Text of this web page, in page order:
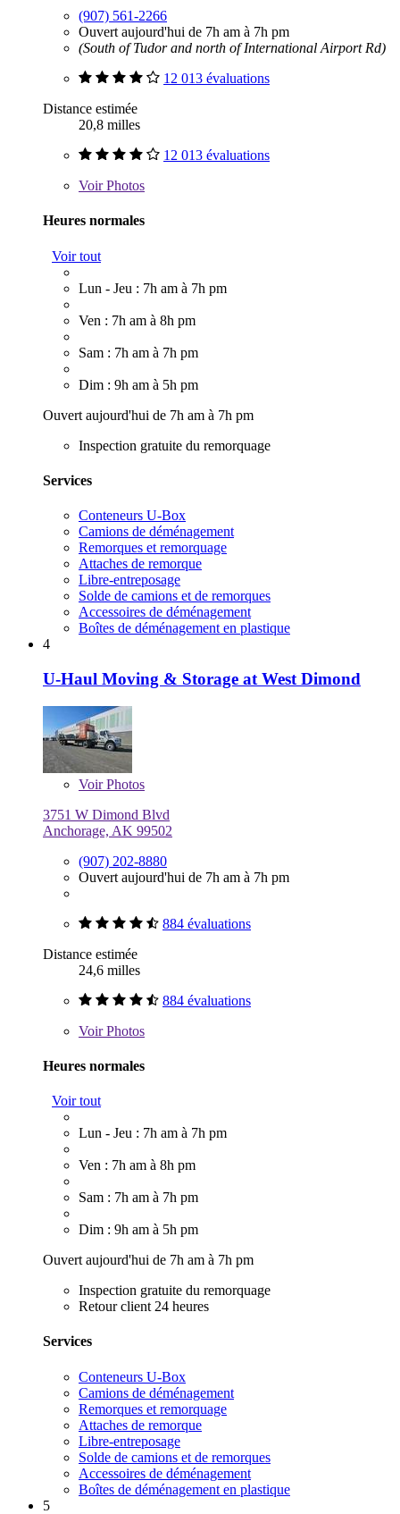
(907) 561-2266
Ouvert aujourd'hui de 7h am à 7h pm
(South of Tudor and north of International Airport Rd)
12 013 évaluations
Distance estimée
20,8 milles
12 013 évaluations
VoirPhotos
Heures normales
Voir tout
Lun - Jeu : 7h am à 7h pm
Ven : 7h am à 8h pm
Sam : 7h am à 7h pm
Dim : 9h am à 5h pm
Ouvert aujourd'hui de 7h am à 7h pm
Inspection gratuite du remorquage
Services
Conteneurs U-Box
Camions de déménagement
Remorques et remorquage
Attaches de remorque
Libre-entreposage
Solde de camions et de remorques
Accessoires de déménagement
Boîtes de déménagement en plastique
4
U-Haul Moving & Storage at West Dimond
VoirPhotos
3751 W Dimond Blvd
Anchorage, AK 99502
(907) 202-8880
Ouvert aujourd'hui de 7h am à 7h pm
884 évaluations
Distance estimée
24,6 milles
884 évaluations
VoirPhotos
Heures normales
Voir tout
Lun - Jeu : 7h am à 7h pm
Ven : 7h am à 8h pm
Sam : 7h am à 7h pm
Dim : 9h am à 5h pm
Ouvert aujourd'hui de 7h am à 7h pm
Inspection gratuite du remorquage
Retour client 24 heures
Services
Conteneurs U-Box
Camions de déménagement
Remorques et remorquage
Attaches de remorque
Libre-entreposage
Solde de camions et de remorques
Accessoires de déménagement
Boîtes de déménagement en plastique
5